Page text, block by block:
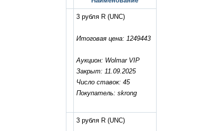
3 рубля R(UNC)
Итоговая цена: 1249443
Аукцион: Wolmar VIP
Закрыт: 11.09.2025
Число ставок: 45
Покупатель: skrong
3 рубля R(UNC)